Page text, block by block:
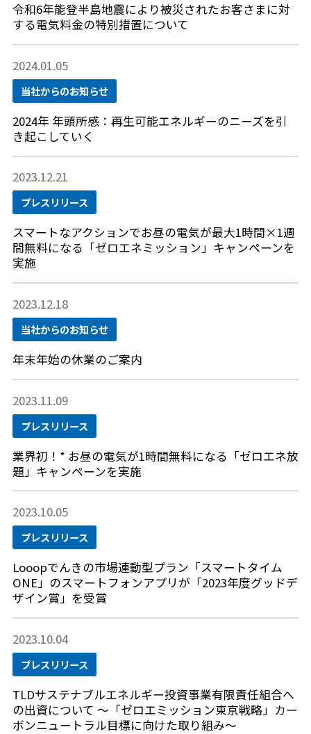
令和6年能登半島地震により被災されたお客さまに対
する電気料金の特別措置について
2024.01.05
当社からのお知らせ
2024年 年頭所感：再生可能エネルギーのニーズを引
き起こしていく
2023.12.21
プレスリリース
スマートなアクションでお昼の電気が最大1時間×1週
間無料になる「ゼロエネミッション」キャンペーンを
実施
2023.12.18
当社からのお知らせ
年末年始の休業のご案内
2023.11.09
プレスリリース
業界初！* お昼の電気が1時間無料になる「ゼロエネ放
題」キャンペーンを実施
2023.10.05
プレスリリース
Looopでんきの市場連動型プラン「スマートタイム
ONE」のスマートフォンアプリが「2023年度グッドデ
ザイン賞」を受賞
2023.10.04
プレスリリース
TLDサステナブルエネルギー投資事業有限責任組合へ
の出資について ～「ゼロエミッション東京戦略」カー
ボンニュートラル目標に向けた取り組み～